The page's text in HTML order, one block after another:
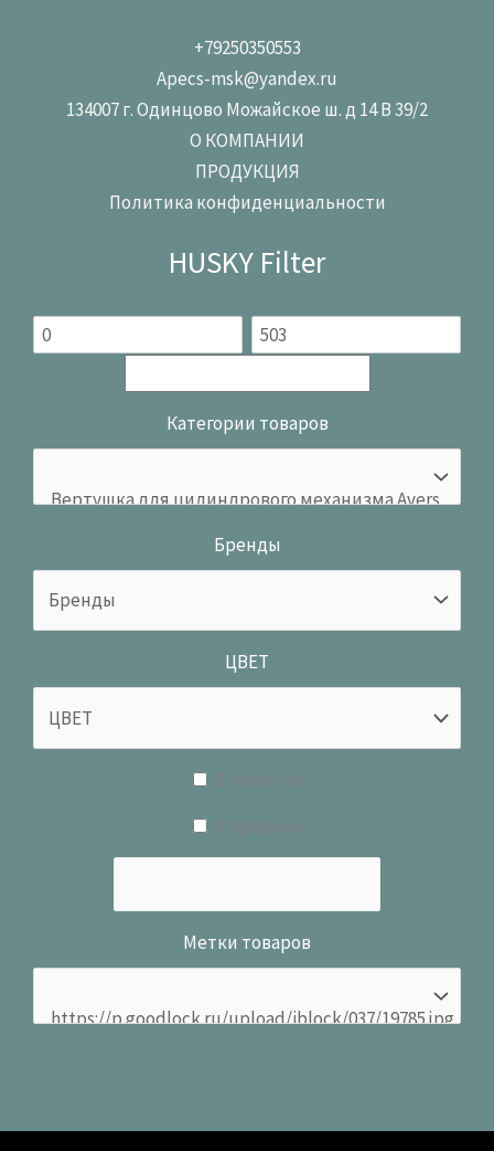
+79250350553
Apecs-msk@yandex.ru
134007 г. Одинцово Можайское ш. д 14 В 39/2
О КОМПАНИИ
ПРОДУКЦИЯ
Политика конфиденциальности
HUSKY Filter
Категории товаров
Бренды
ЦВЕТ
Метки товаров